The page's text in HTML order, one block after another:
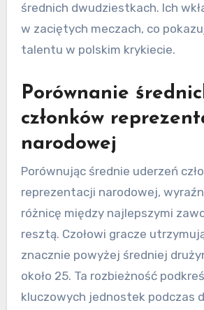
średnich dwudziestkach. Ich
w zaciętych meczach, co
talentu w polskim krykiecie.
Porównanie
członków
narodowej
Porównując średnie uderzeń
reprezentacji narodowej,
różnicę między najlepszymi
resztą. Czołowi gracze
znacznie powyżej średniej
około 25. Ta rozbieżność
kluczowych jednostek podczas